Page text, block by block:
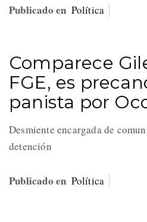
Publicado en Política
Comparece
FGE, es
panista por
Desmiente encargada de
detención
Publicado en Política